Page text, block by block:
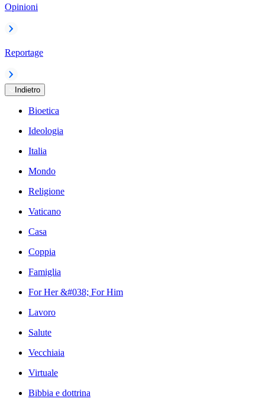
Opinioni
Reportage
Indietro
Bioetica
Ideologia
Italia
Mondo
Religione
Vaticano
Casa
Coppia
Famiglia
For Her &#038; For Him
Lavoro
Salute
Vecchiaia
Virtuale
Bibbia e dottrina